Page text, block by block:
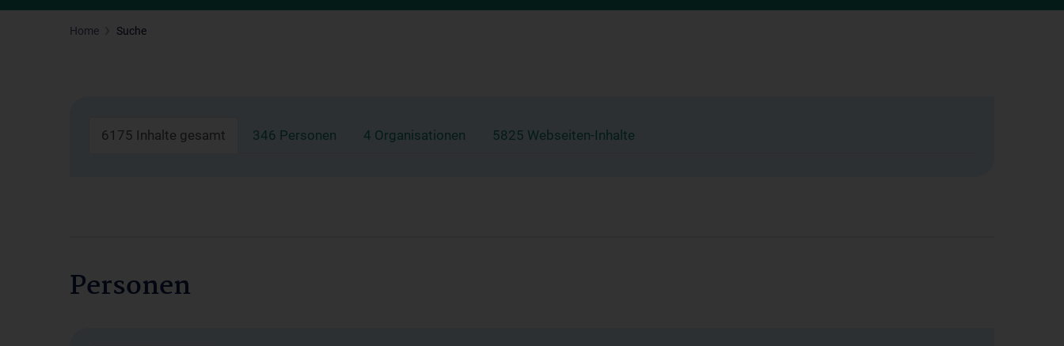
Home Suche
6175 Inhalte gesamt 346 Personen 4 Organisationen 5825 Webseiten-Inhalte
Personen